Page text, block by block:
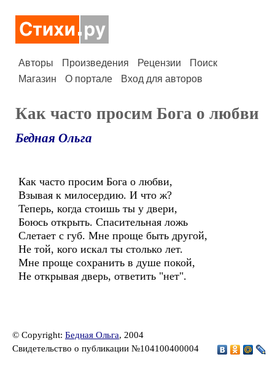
Авторы Произведения Рецензии
Поиск
Магазин
О портале Вход для авторов
Как часто просим Бога о любви
Бедная Ольга
Как часто просим Бога о любви,
Взывая к милосердию. И что ж?
Теперь, когда стоишь ты у двери,
Боюсь открыть. Спасительная ложь
Слетает с губ. Мне проще быть другой,
Не той, кого искал ты столько лет.
Мне проще сохранить в душе покой,
Не открывая дверь, ответить "нет".
© Copyright: Бедная Ольга, 2004
Свидетельство о публикации №104100400004